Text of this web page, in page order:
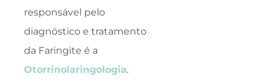
responsável pelo
diagnóstico e tratamento
da Faringite é a
Otorrinolaringologia.